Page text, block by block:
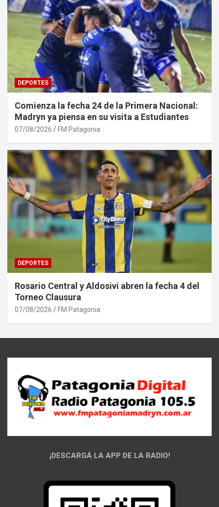
DEPORTES
Comienza la fecha 24 de la Primera Nacional:
Madryn ya piensa en su visita a Estudiantes
07/08/2026 FM Patagonia
DEPORTES
Rosario Central y Aldosivi abren la fecha 4 del
Torneo Clausura
07/08/2026 FM Patagonia
¡DESCARGÁ LA APP DE LA RADIO!